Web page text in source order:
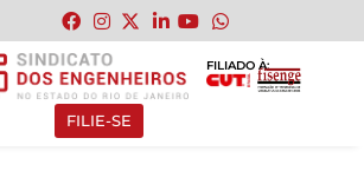
FILIADO À:
FILIE-SE